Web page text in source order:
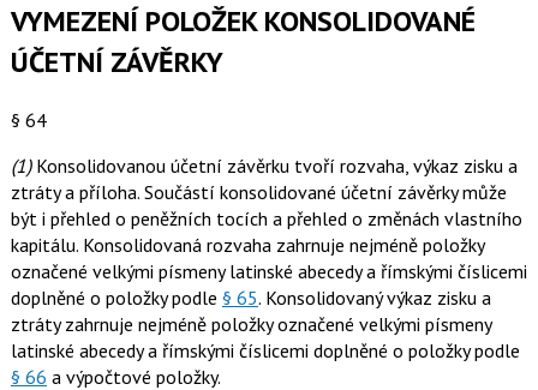
VYMEZENÍ POLOŽEK KONSOLIDOVANÉ
ÚČETNÍ ZÁVĚRKY
§ 64
(1)Konsolidovanou účetní závěrku tvoří rozvaha, výkaz zisku a
ztráty a příloha. Součástí konsolidované účetní závěrky může
být i přehled o peněžních tocích a přehled o změnách vlastního
kapitálu. Konsolidovaná rozvaha zahrnuje nejméně položky
označené velkými písmeny latinské abecedy a římskými číslicemi
doplněné o položky podle § 65. Konsolidovaný výkaz zisku a
ztráty zahrnuje nejméně položky označené velkými písmeny
latinské abecedy a římskými číslicemi doplněné o položky podle
§ 66 a výpočtové položky.